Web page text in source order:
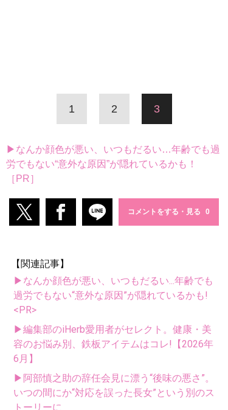
1 2 3
▶なんか顔色が悪い、いつもだるい…年齢でも過
労でもない“意外な原因”が隠れているかも！
［PR］
コメントをする・見る
【関連記事】
▶なんか顔色が悪い、いつもだるい...年齢でも
過労でもない“意外な原因”が隠れているかも!
<PR>
▶編集部のiHerb愛用者がセレクト。健康・美
容のお悩み別、鉄板アイテムはコレ!【2026年
6月】
▶阿部慎之助の辞任会見に漂う“後味の悪さ”。
いつの間にか“対応を誤った長女”という別のス
トーリーに